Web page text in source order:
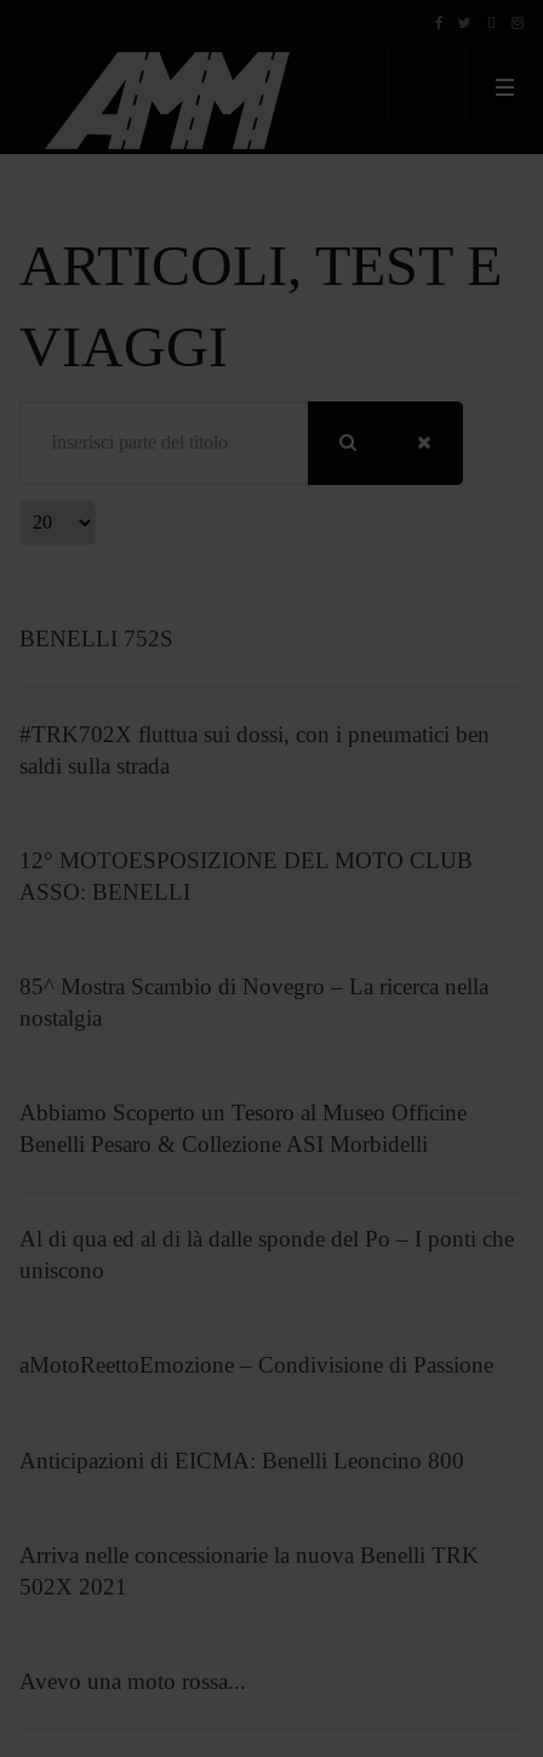
ARTICOLI, TEST E
VIAGGI
Visualizza #
BENELLI 752S
#TRK702X fluttua sui dossi, con i pneumatici ben
saldi sulla strada
12° MOTOESPOSIZIONE DEL MOTO CLUB
ASSO: BENELLI
85^ Mostra Scambio di Novegro – La ricerca nella
nostalgia
Abbiamo Scoperto un Tesoro al Museo Officine
Benelli Pesaro & Collezione ASI Morbidelli
Al di qua ed al di là dalle sponde del Po – I ponti che
uniscono
aMotoReettoEmozione – Condivisione di Passione
Anticipazioni di EICMA: Benelli Leoncino 800
Arriva nelle concessionarie la nuova Benelli TRK
502X 2021
Avevo una moto rossa...